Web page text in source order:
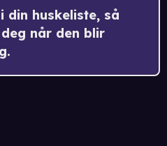
din huskeliste, så
når den blir